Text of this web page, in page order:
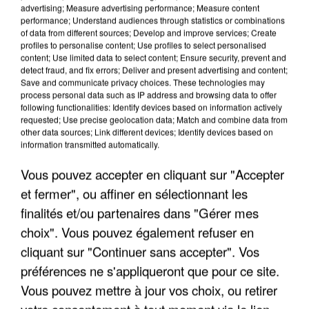
APRÈS TOUTES CES CANICULES, LES REFUGES
DE FAUNE SAUVAGE SONT...
advertising; Measure advertising performance; Measure content
performance; Understand audiences through statistics or combinations
of data from different sources; Develop and improve services; Create
profiles to personalise content; Use profiles to select personalised
content; Use limited data to select content; Ensure security, prevent and
detect fraud, and fix errors; Deliver and present advertising and content;
Save and communicate privacy choices. These technologies may
process personal data such as IP address and browsing data to offer
following functionalities: Identify devices based on information actively
requested; Use precise geolocation data; Match and combine data from
other data sources; Link different devices; Identify devices based on
information transmitted automatically.
Vous pouvez accepter en cliquant sur "Accepter
et fermer", ou affiner en sélectionnant les
finalités et/ou partenaires dans "Gérer mes
choix". Vous pouvez également refuser en
cliquant sur "Continuer sans accepter". Vos
préférences ne s'appliqueront que pour ce site.
Vous pouvez mettre à jour vos choix, ou retirer